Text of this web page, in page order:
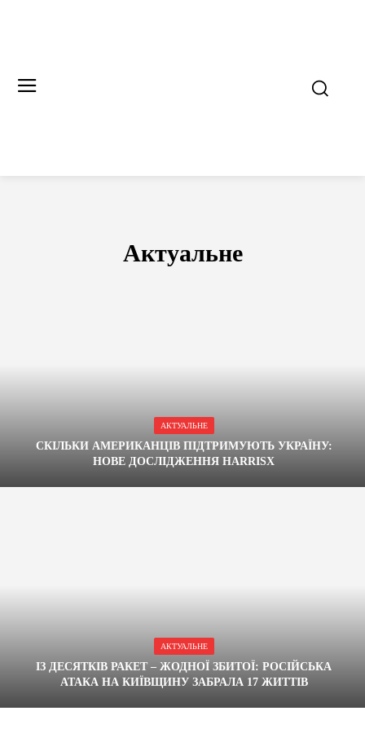
Актуальне
АКТУАЛЬНЕ
СКІЛЬКИ АМЕРИКАНЦІВ ПІДТРИМУЮТЬ УКРАЇНУ:
НОВЕ ДОСЛІДЖЕННЯ HARRISX
АКТУАЛЬНЕ
ІЗ ДЕСЯТКІВ РАКЕТ – ЖОДНОЇ ЗБИТОЇ: РОСІЙСЬКА
АТАКА НА КИЇВЩИНУ ЗАБРАЛА 17 ЖИТТІВ